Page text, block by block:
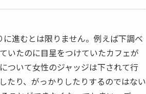
進むとは限りません。例えば下調べ
いたのに目星をつけていたカフェが
ついて女性のジャッジは下されて行
たり、がっかりしたりするのではない